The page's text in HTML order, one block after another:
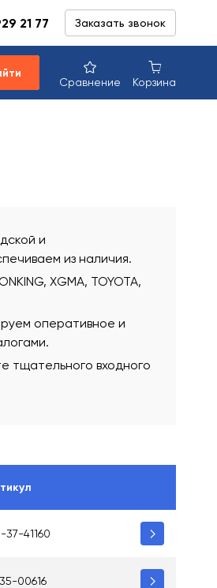
21 77 Заказать звонок
Сравнение Корзина
и
из наличия.
XGMA, TOYOTA,
оперативное и
тщательного входного
37-41160
00616